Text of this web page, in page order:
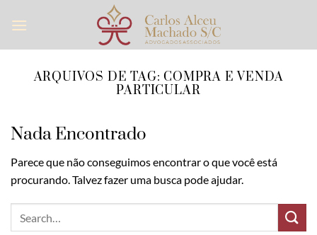
ARQUIVOS DE TAG:COMPRA E VENDA
PARTICULAR
Nada Encontrado
Parece que não conseguimos encontrar o que você está
procurando. Talvez fazer uma busca pode ajudar.